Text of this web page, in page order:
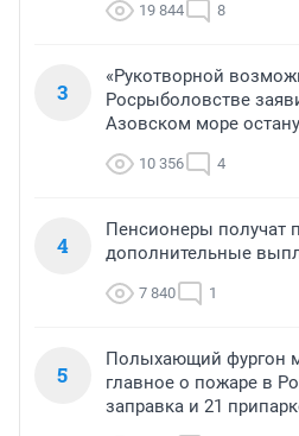
19 844 8
3
«Рукотворной
Росрыболовстве
Азовском море
10 356 4
4
Пенсионеры получат
дополнительные
7 840 1
5
Полыхающий фургон
главное о пожаре в
заправка и 21